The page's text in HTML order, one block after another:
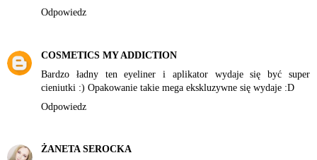
Odpowiedz
COSMETICS MY ADDICTION
Bardzo ładny ten eyeliner i aplikator wydaje się być super
cieniutki :) Opakowanie takie mega ekskluzywne się wydaje :D
Odpowiedz
ŻANETA SEROCKA